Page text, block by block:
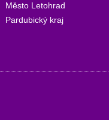
Město Letohrad
Pardubický kraj